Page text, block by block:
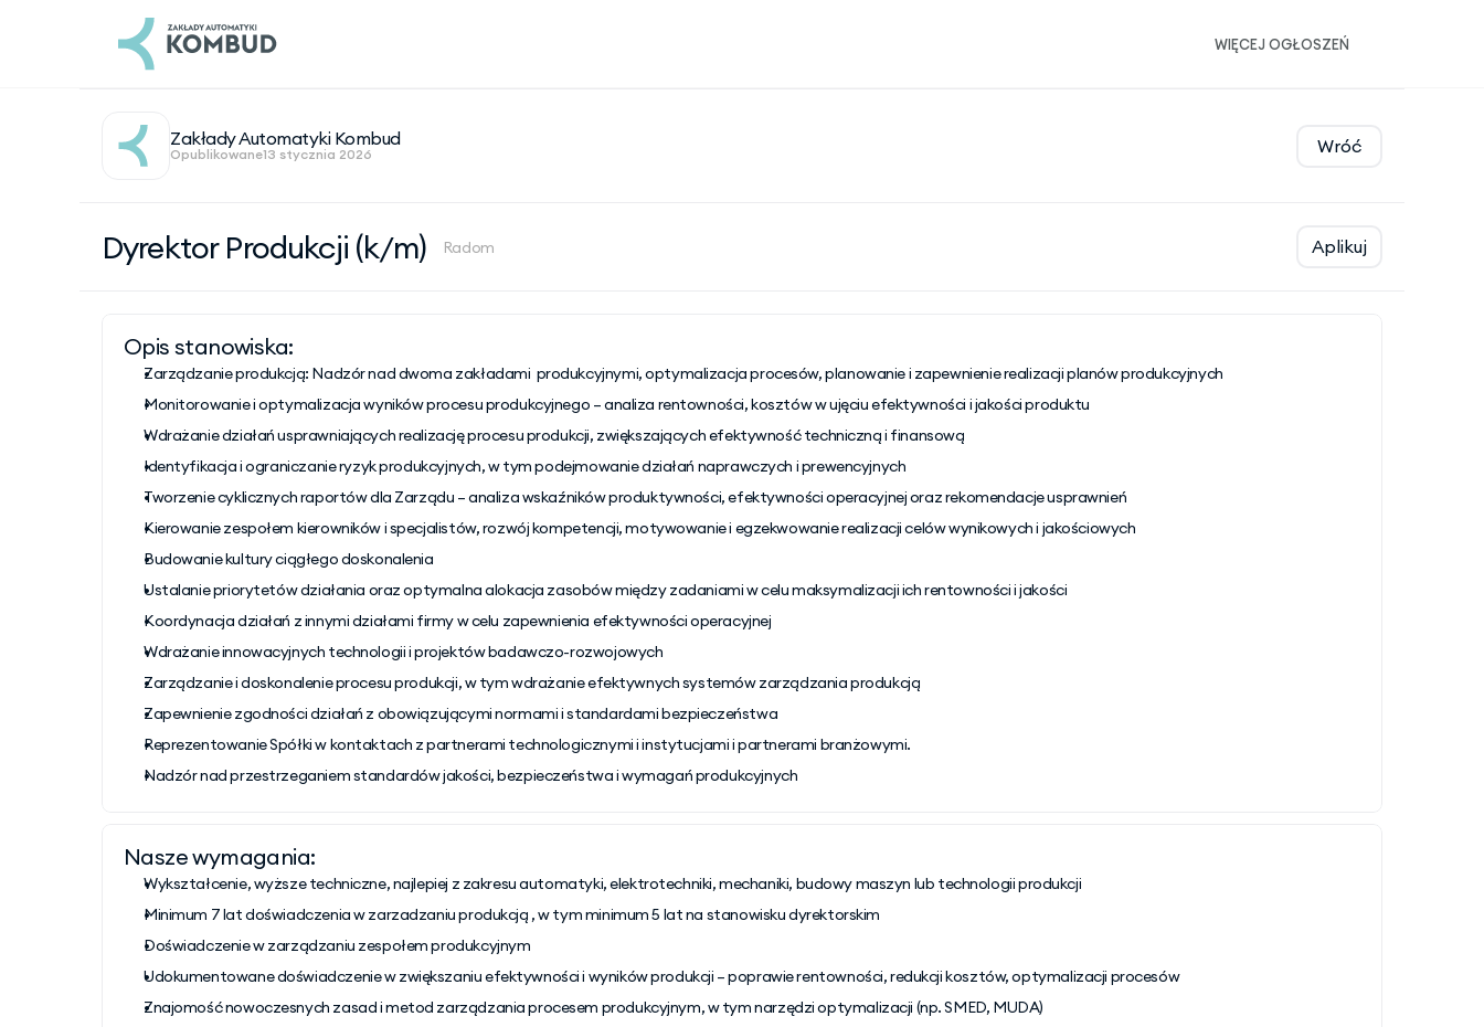
WIĘCEJ OGŁOSZEŃ
Zakłady Automatyki Kombud
Opublikowane13 stycznia 2026 Wróć
Dyrektor Produkcji (k/m) Radom Aplikuj
Opis stanowiska:
Zarządzanie produkcją: Nadzór nad dwoma zakładami  produkcyjnymi, optymalizacja procesów, planowanie i zapewnienie realizacji planów produkcyjnych
Monitorowanie i optymalizacja wyników procesu produkcyjnego – analiza rentowności, kosztów w ujęciu efektywności i jakości produktu
Wdrażanie działań usprawniających realizację procesu produkcji, zwiększających efektywność techniczną i finansową
Identyfikacja i ograniczanie ryzyk produkcyjnych, w tym podejmowanie działań naprawczych i prewencyjnych
Tworzenie cyklicznych raportów dla Zarządu – analiza wskaźników produktywności, efektywności operacyjnej oraz rekomendacje usprawnień
Kierowanie zespołem kierowników i specjalistów, rozwój kompetencji, motywowanie i egzekwowanie realizacji celów wynikowych i jakościowych
Budowanie kultury ciągłego doskonalenia
Ustalanie priorytetów działania oraz optymalna alokacja zasobów między zadaniami w celu maksymalizacji ich rentowności i jakości
Koordynacja działań z innymi działami firmy w celu zapewnienia efektywności operacyjnej
Wdrażanie innowacyjnych technologii i projektów badawczo-rozwojowych
Zarządzanie i doskonalenie procesu produkcji, w tym wdrażanie efektywnych systemów zarządzania produkcją
Zapewnienie zgodności działań z obowiązującymi normami i standardami bezpieczeństwa
Reprezentowanie Spółki w kontaktach z partnerami technologicznymi i instytucjami i partnerami branżowymi.
Nadzór nad przestrzeganiem standardów jakości, bezpieczeństwa i wymagań produkcyjnych
Nasze wymagania:
Wykształcenie, wyższe techniczne, najlepiej z zakresu automatyki, elektrotechniki, mechaniki, budowy maszyn lub technologii produkcji
Minimum 7 lat doświadczenia w zarzadzaniu produkcją , w tym minimum 5 lat na stanowisku dyrektorskim
Doświadczenie w zarządzaniu zespołem produkcyjnym
Udokumentowane doświadczenie w zwiększaniu efektywności i wyników produkcji – poprawie rentowności, redukcji kosztów, optymalizacji procesów
Znajomość nowoczesnych zasad i metod zarządzania procesem produkcyjnym, w tym narzędzi optymalizacji (np. SMED, MUDA)